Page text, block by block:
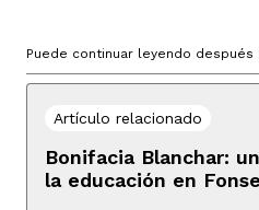
Puede continuar leyendo
Artículo relacionado
Bonifacia Blanchar:
la educación en